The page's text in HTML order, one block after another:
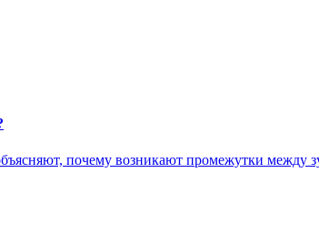
почему возникают промежутки